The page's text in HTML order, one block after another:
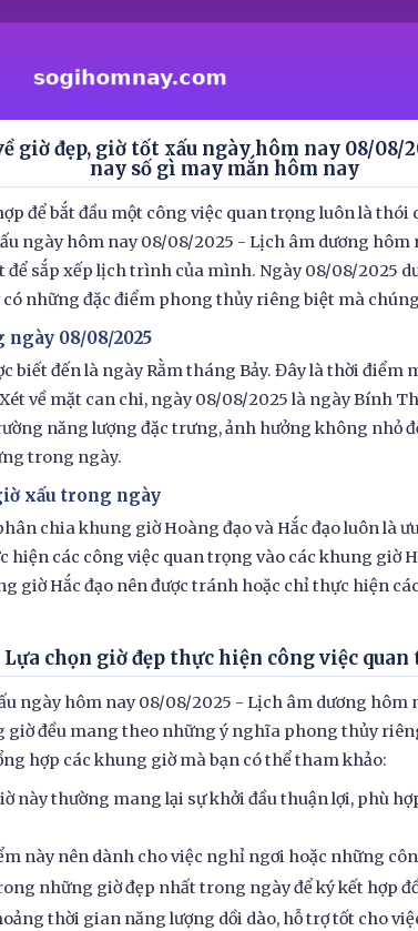
giờ đẹp, giờ tốt xấu ngày hôm nay 08/08/
nay số gì may mắn hôm nay
để bắt đầu một công việc quan trọng luôn là thói
ngày hôm nay 08/08/2025 - Lịch âm dương hôm
để sắp xếp lịch trình của mình. Ngày 08/08/2025
những đặc điểm phong thủy riêng biệt mà
ngày 08/08/2025
biết đến là ngày Rằm tháng Bảy. Đây là thời
về mặt can chi, ngày 08/08/2025 là ngày Bính
năng lượng đặc trưng, ảnh hưởng không nhỏ
trong ngày.
xấu trong ngày
chia khung giờ Hoàng đạo và Hắc đạo luôn là
hiện các công việc quan trọng vào các khung giờ
giờ Hắc đạo nên được tránh hoặc chỉ thực hiện
Lựa chọn giờ đẹp thực hiện công việc
ngày hôm nay 08/08/2025 - Lịch âm dương hôm
giờ đều mang theo những ý nghĩa phong thủy
hợp các khung giờ mà bạn có thể tham khảo:
này thường mang lại sự khởi đầu thuận lợi, phù
này nên dành cho việc nghỉ ngơi hoặc những
những giờ đẹp nhất trong ngày để ký kết hợp
thời gian năng lượng dồi dào, hỗ trợ tốt cho